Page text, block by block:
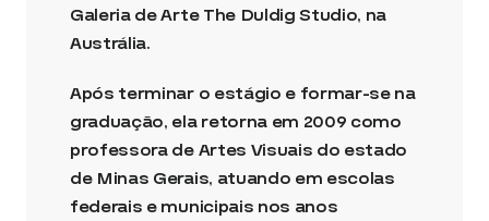
Galeria de Arte The Duldig Studio, na
Austrália.
Após terminar o estágio e formar-se na
graduação, ela retorna em 2009 como
professora de Artes Visuais do estado
de Minas Gerais, atuando em escolas
federais e municipais nos anos